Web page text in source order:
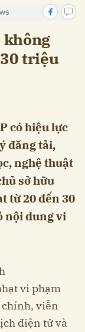
không
triệu
có hiệu lực
đăng tải,
nghệ thuật
sở hữu
từ 20 đến 30
nội dung vi
vi phạm
viễn
điện tử và
Hủy